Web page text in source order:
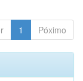
1 Póximo